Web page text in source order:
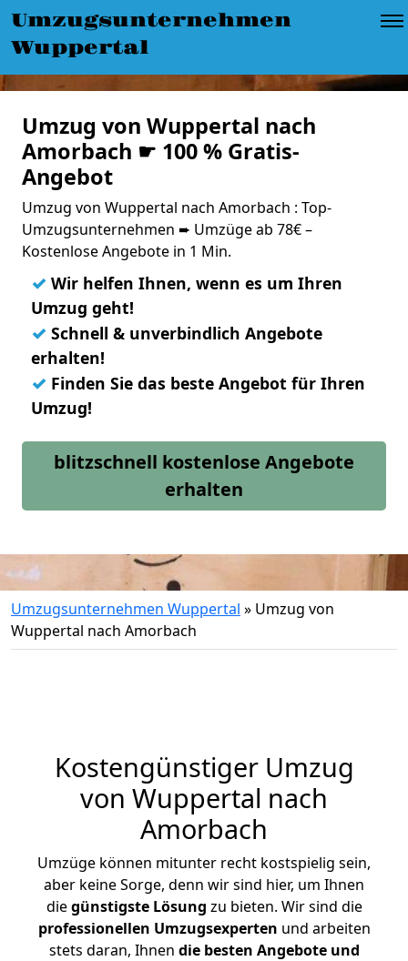
Umzugsunternehmen
Wuppertal
Umzug von Wuppertal nach
Amorbach ☛ 100 % Gratis-
Angebot
Umzug von Wuppertal nach Amorbach : Top-
Umzugsunternehmen ➨ Umzüge ab 78€ –
Kostenlose Angebote in 1 Min.
✓ Wir helfen Ihnen, wenn es um Ihren
Umzug geht!
✓ Schnell & unverbindlich Angebote
erhalten!
✓ Finden Sie das beste Angebot für Ihren
Umzug!
blitzschnell kostenlose Angebote
erhalten
Umzugsunternehmen Wuppertal » Umzug von
Wuppertal nach Amorbach
Kostengünstiger Umzug
von Wuppertal nach
Amorbach
Umzüge können mitunter recht kostspielig sein,
aber keine Sorge, denn wir sind hier, um Ihnen
diegünstigste Lösung zu bieten. Wir sind die
professionellen Umzugsexperten und arbeiten
stets daran, Ihnen die besten Angebote und